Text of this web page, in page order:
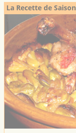
La Recette de Saison